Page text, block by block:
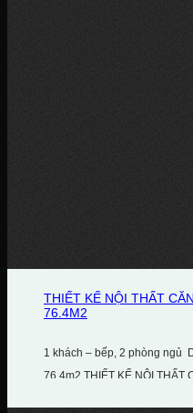
THIẾT KẾ NỘI THẤT
76.4M2
1 khách – bếp, 2 phòng ngủ
76.4m2 THIẾT KẾ NỘI THẤT